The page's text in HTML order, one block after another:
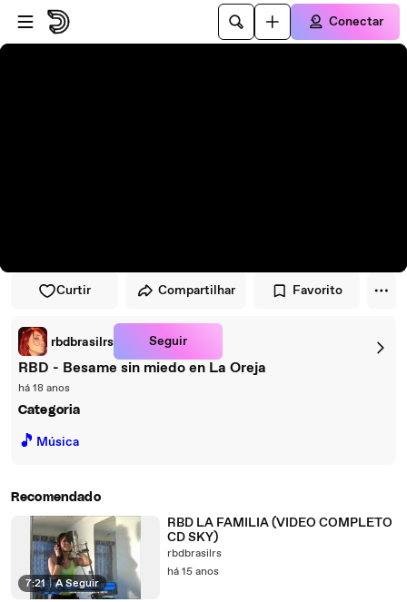
Pular para o player
Ir para o conteúdo principal
Conectar
Curtir Compartilhar Favorito
rbdbrasilrs Seguir
RBD - Besame sin miedo en La Oreja
há 18 anos
Categoria
🎵 Música
Recomendado
7:21 | A Seguir
RBD LA FAMILIA (VIDEO COMPLETO
CD SKY)
rbdbrasilrs
há 15 anos